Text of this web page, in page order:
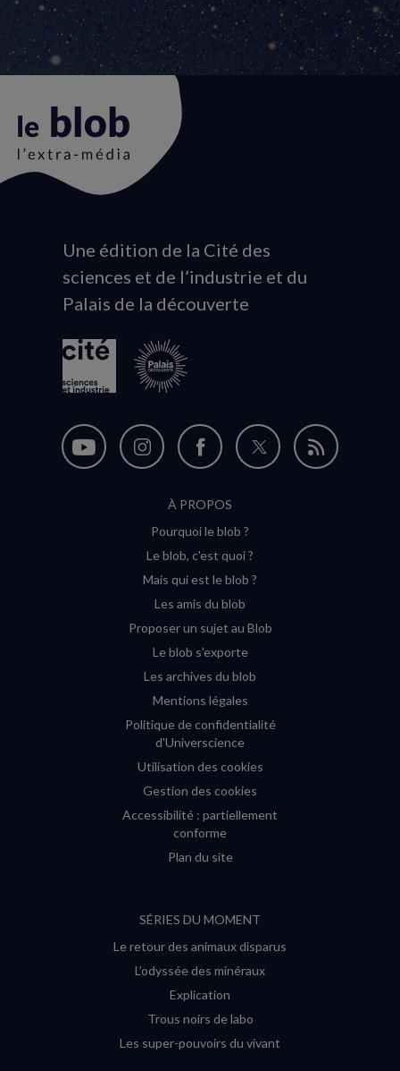
Animation
du
logo
Une édition de la Cité des
sciences et de l’industrie et du
Palais de la découverte
Nous
Nous
Instagram
(nouvelle
Nous
sur
Facebook
(nouvelle
Nous
Flux
À PROPOS
Pourquoi le blob ?
Le blob, c'est quoi ?
Mais qui est le blob ?
Les amis du blob
Proposer un sujet au Blob
Le blob s'exporte
Les archives du blob
Mentions légales
Politique de confidentialité
d'Universcience
Utilisation des cookies
Gestion des cookies
Accessibilité : partiellement
conforme
Plan du site
SÉRIES DU MOMENT
Le retour des animaux disparus
L’odyssée des minéraux
Explication
Trous noirs de labo
Les super-pouvoirs du vivant